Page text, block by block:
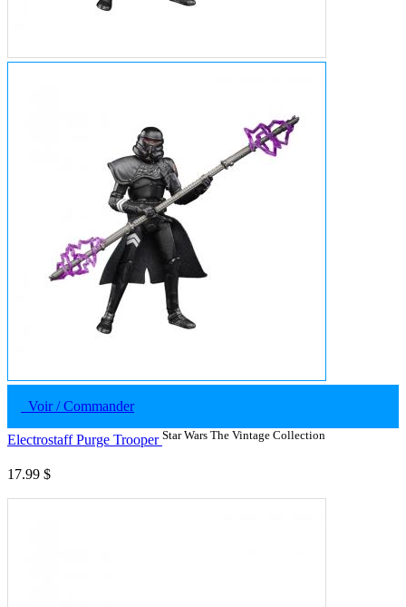
Voir / Commander
Electrostaff Purge Trooper Star Wars The Vintage Collection
17.99 $